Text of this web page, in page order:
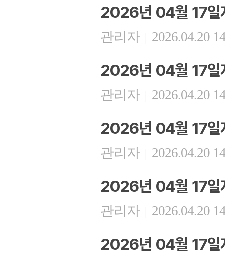
2026년 04월 17일
관리자 | 2026.04.20
2026년 04월 17일
관리자 | 2026.04.20
2026년 04월 17일
관리자 | 2026.04.20
2026년 04월 17일
관리자 | 2026.04.20
2026년 04월 17일